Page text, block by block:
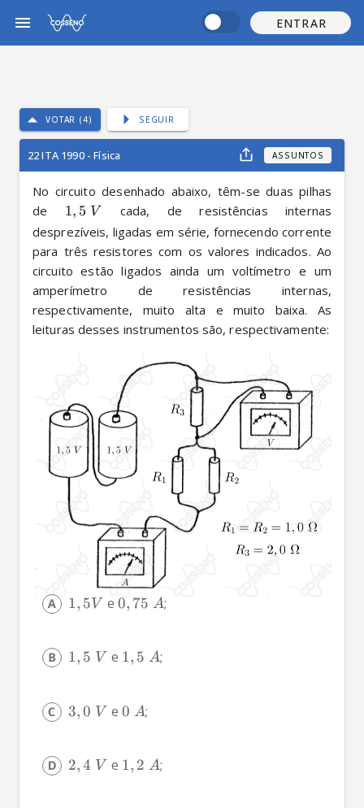
ENTRAR
VOTAR (4) SEGUIR
22 ITA 1990 - Física ASSUNTOS
No circuito desenhado abaixo, têm-se duas pilhas
de 1, 5 V
cada, de resistências internas
desprezíveis, ligadas em série, fornecendo corrente
para três resistores com os valores indicados. Ao
circuito estão ligados ainda um voltímetro e um
amperímetro de resistências internas,
respectivamente, muito alta e muito baixa. As
leituras desses instrumentos são, respectivamente:
1, 5V e 0, 75 A;
1, 5 V e 1, 5 A;
3,0 V e 0 A;
2,4 V e 1, 2 A;